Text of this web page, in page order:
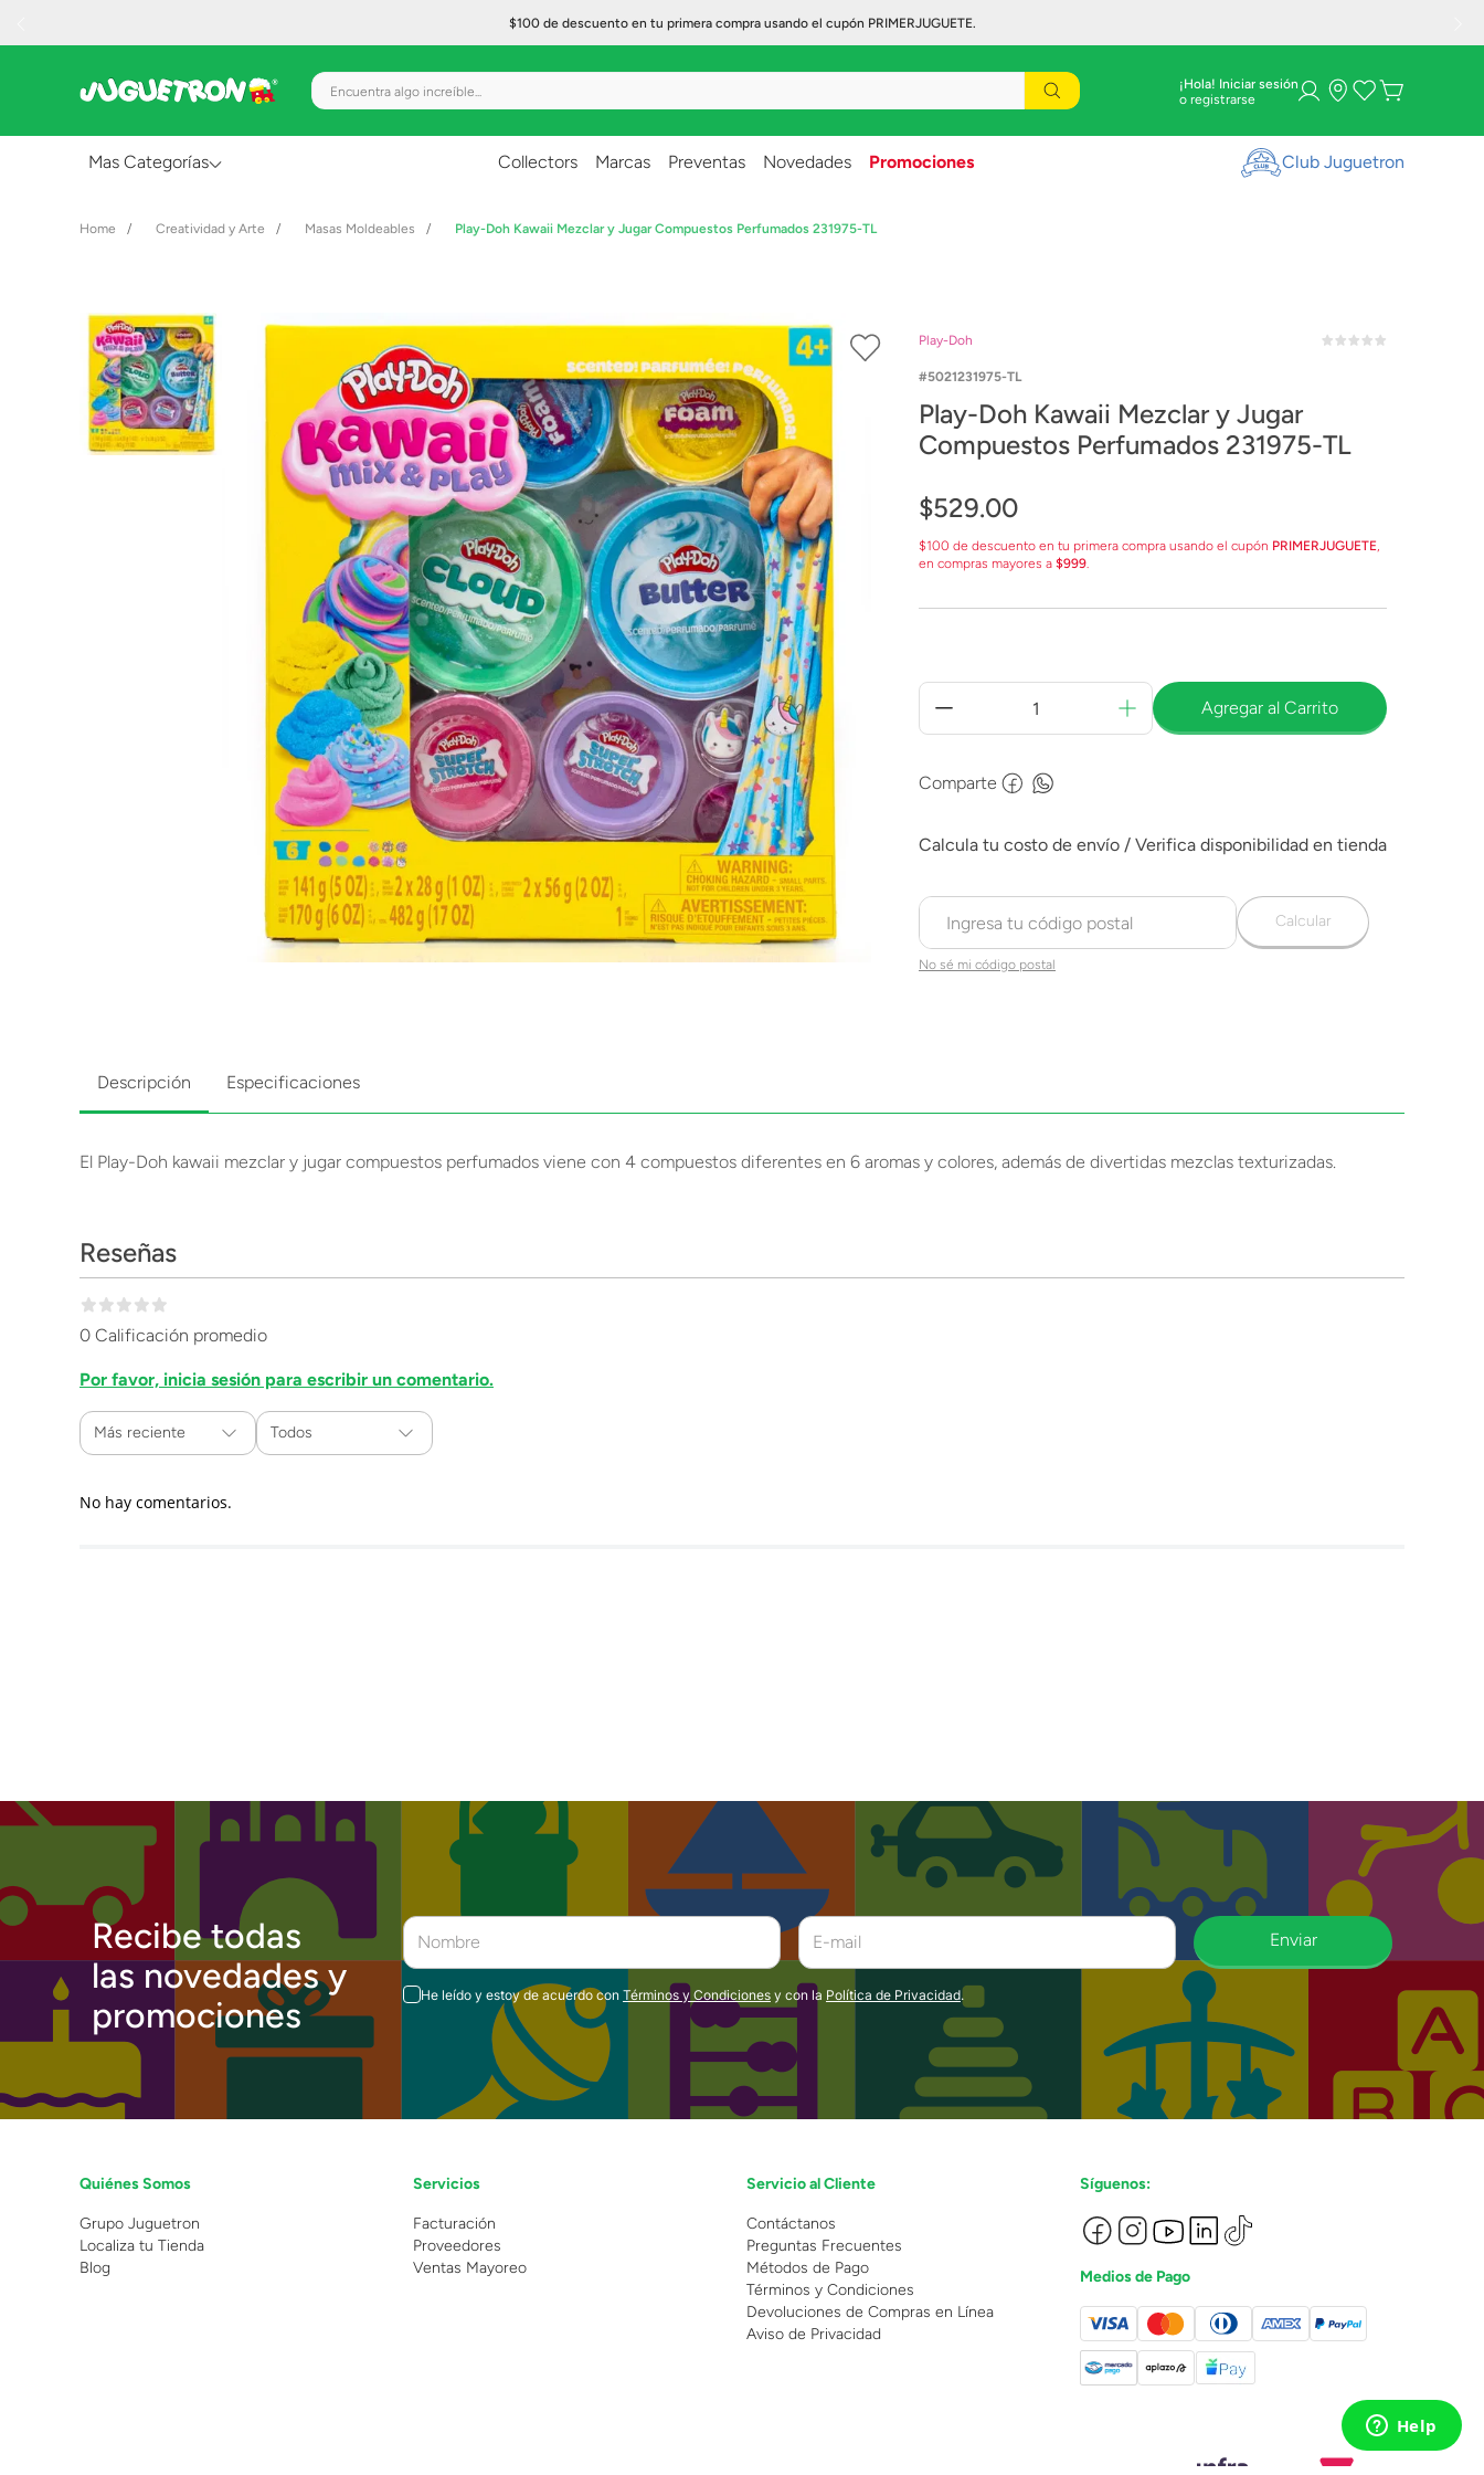
$100 de descuento en tu primera compra usando el cupón PRIMERJUGUETE.
Encuentra algo increíble... ¡Hola! Iniciar sesión
Mas Categorías
Creatividad y Arte
Figuras de Acción
Gadgets y Electrónicos
Collectors Marcas Preventas Novedades Promociones Club Juguetron
Creatividad y Arte Masas Moldeables Play-Doh Kawaii Mezclar y Jugar Compuestos Perfumados 231975-TL
Play-Doh
5021231975-TL
Play-Doh Kawaii Mezclar y Jugar
Compuestos Perfumados 231975-TL
$529.00
$100 de descuento en tu primera compra usando el cupón PRIMERJUGUETE,
en compras mayores a $999.
Agregar al Carrito
Comparte
No sé mi código postal
Calcular
Descripción Especificaciones
El Play-Doh kawaii mezclar y jugar compuestos perfumados viene con 4 compuestos diferentes en 6 aromas y colores, además de divertidas mezclas texturizadas.
Reseñas
0 Calificación promedio
Por favor, inicia sesión para escribir un comentario.
Más reciente Todos
No hay comentarios.
Recibe todas
las novedades y
promociones
Enviar
He leído y estoy de acuerdo con Términos y Condiciones y con la Política de Privacidad.
Quiénes Somos
Grupo Juguetron
Localiza tu Tienda
Blog
Servicios
Facturación
Proveedores
Ventas Mayoreo
Servicio al Cliente
Contáctanos
Preguntas Frecuentes
Métodos de Pago
Términos y Condiciones
Devoluciones de Compras en Línea
Aviso de Privacidad
Síguenos:
Medios de Pago